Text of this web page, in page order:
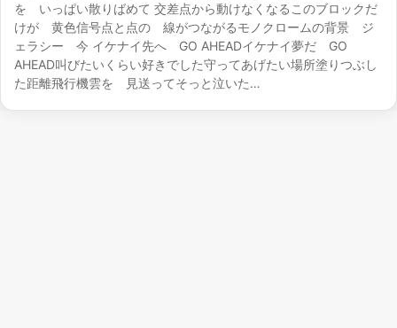
を いっぱい散りばめて 交差点から動けなくなるこのブロックだ
けが 黄色信号点と点の 線がつながるモノクロームの背景 ジ
ェラシー 今 イケナイ先へ GO AHEADイケナイ夢だ GO
AHEAD叫びたいくらい好きでした守ってあげたい場所塗りつぶし
た距離飛行機雲を 見送ってそっと泣いた…